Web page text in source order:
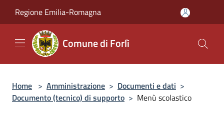
Regione Emilia-Romagna
Comune di Forlì
Home > Amministrazione > Documenti e dati >
Documento (tecnico) di supporto > Menù scolastico